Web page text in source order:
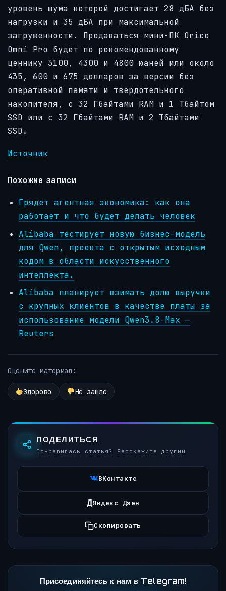
уровень шума которой достигает 28 дБА без
нагрузки и 35 дБА при максимальной
загруженности. Продаваться мини-ПК Orico
Omni Pro будет по рекомендованному
ценнику 3100, 4300 и 4800 юаней или около
435, 600 и 675 долларов за версии без
оперативной памяти и твердотельного
накопителя, с 32 Гбайтами RAM и 1 Тбайтом
SSD или с 32 Гбайтами RAM и 2 Тбайтами
SSD.
Источник
Похожие записи
Грядет агентная экономика: как она
работает и что будет делать человек
Alibaba тестирует новую бизнес-модель
для Qwen, проекта с открытым исходным
кодом в области искусственного
интеллекта.
Alibaba планирует взимать долю выручки
с крупных клиентов в качестве платы за
использование модели Qwen3.8-Max —
Reuters
Оцените материал:
Здорово Не зашло
ПОДЕЛИТЬСЯ
Понравилась статья? Расскажите другим
ВКонтакте
ДЯндекс Дзен
Скопировать
Присоединяйтесь к нам в Telegram!